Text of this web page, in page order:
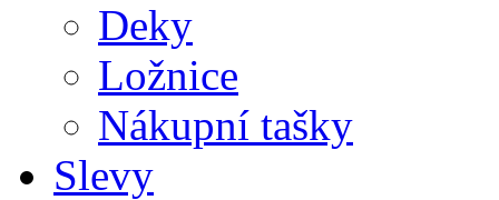
Deky
Ložnice
Nákupní tašky
Slevy